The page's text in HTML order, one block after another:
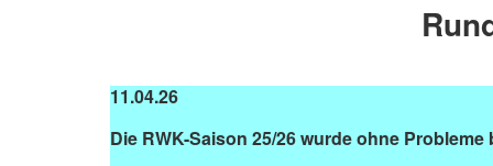
11.04.26
Die RWK-Saison 25/26 wurde ohne Probleme